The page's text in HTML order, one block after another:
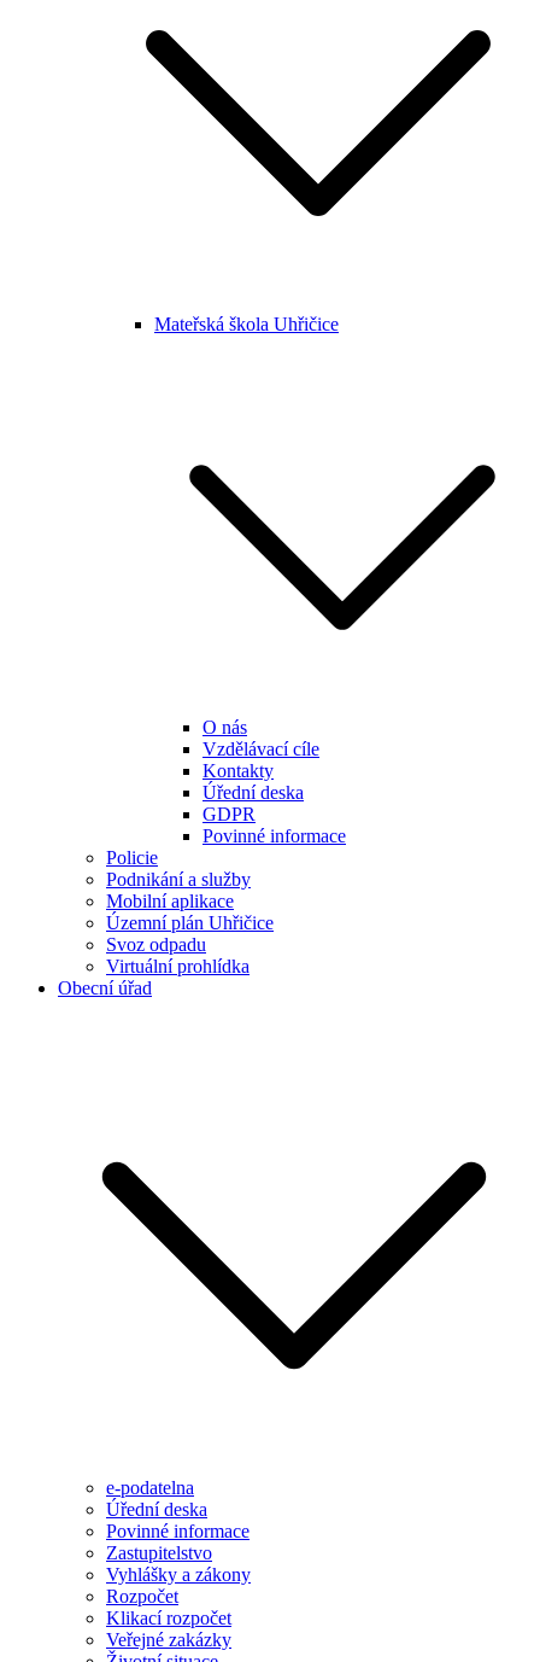
Mateřská škola Uhřičice
O nás
Vzdělávací cíle
Kontakty
Úřední deska
GDPR
Povinné informace
Policie
Podnikání a služby
Mobilní aplikace
Územní plán Uhřičice
Svoz odpadu
Virtuální prohlídka
Obecní úřad
e-podatelna
Úřední deska
Povinné informace
Zastupitelstvo
Vyhlášky a zákony
Rozpočet
Klikací rozpočet
Veřejné zakázky